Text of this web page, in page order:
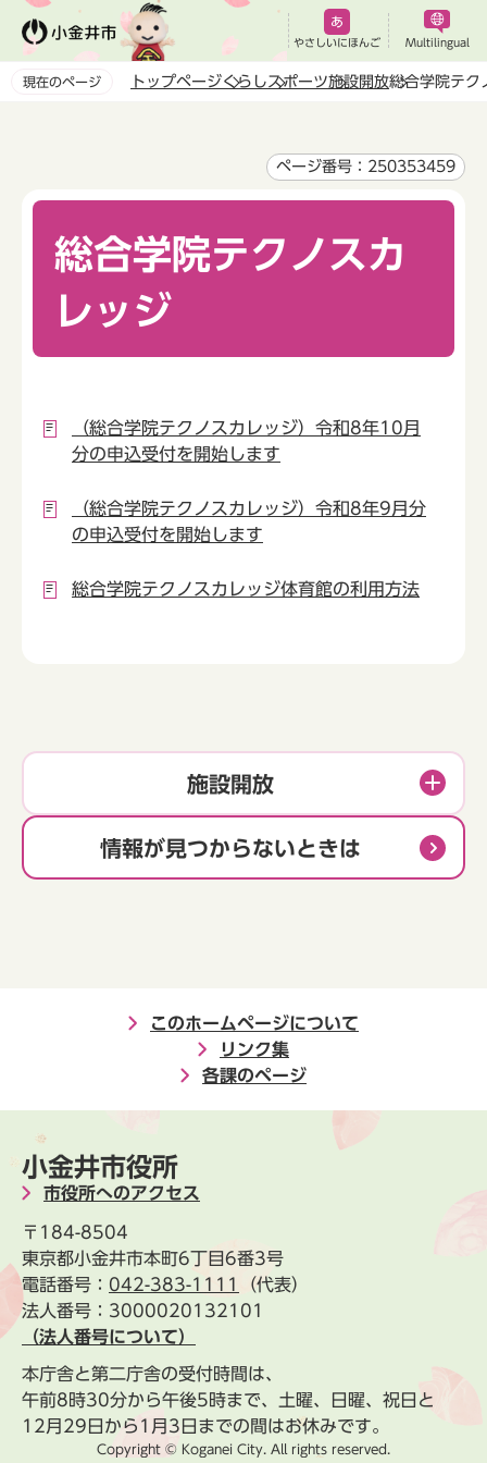
ペ
やさしいにほんご Multilingual
現在のページ トップページくらしスポーツ施設開放総合学院テク
ページ番号：250353459
総合学院テクノスカ
レッジ
（総合学院テクノスカレッジ）令和8年10月
分の申込受付を開始します
（総合学院テクノスカレッジ）令和8年9月分
の申込受付を開始します
総合学院テクノスカレッジ体育館の利用方法
施設開放
情報が見つからないときは
このホームページについて
リンク集
各課のページ
小金井市役所
市役所へのアクセス
〒184-8504
東京都小金井市本町6丁目6番3号
電話番号： 042-383-1111
（代表）
法人番号：3000020132101
（法人番号について）
本庁舎と第二庁舎の受付時間は、
午前8時30分から午後5時まで、土曜、日曜、祝日と
12月29日から1月3日までの間はお休みです。
Copyright © Koganei City. All rights reserved.